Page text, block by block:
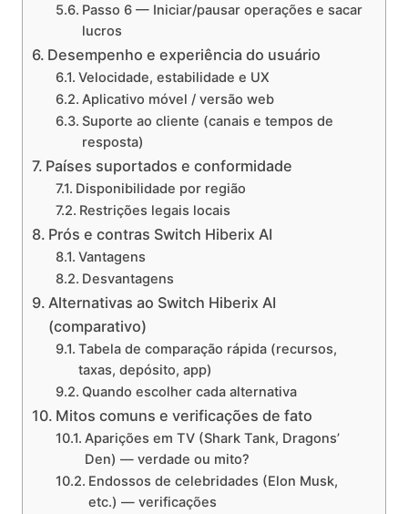
Passo 6 — Iniciar/pausar operações e sacar
lucros
Desempenho e experiência do usuário
Velocidade, estabilidade e UX
Aplicativo móvel / versão web
Suporte ao cliente (canais e tempos de
resposta)
Países suportados e conformidade
Disponibilidade por região
Restrições legais locais
Prós e contras Switch Hiberix AI
Vantagens
Desvantagens
Alternativas ao Switch Hiberix AI
(comparativo)
Tabela de comparação rápida (recursos,
taxas, depósito, app)
Quando escolher cada alternativa
Mitos comuns e verificações de fato
Aparições em TV (Shark Tank, Dragons’
Den) — verdade ou mito?
Endossos de celebridades (Elon Musk,
etc.) — verificações